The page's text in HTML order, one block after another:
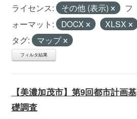
ライセンス: その他 (表示)
フ
ォーマット:
DOCX
XLSX
タグ:
マップ
フィルタ結果
【美濃加茂市】第9回都市計画基
礎調査